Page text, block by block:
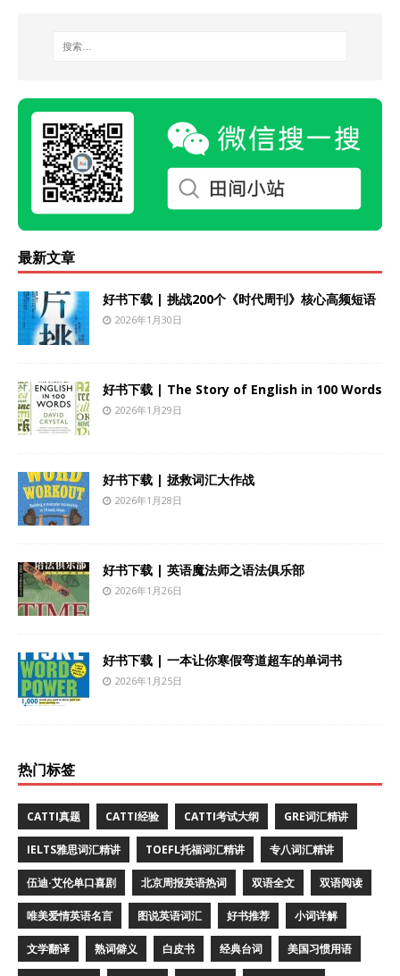
最新文章
好书下载 | 挑战200个《时代周刊》核心高频短语
2026年1月30日
好书下载 | The Story of English in 100 Words
2026年1月29日
好书下载 | 拯救词汇大作战
2026年1月28日
好书下载 | 英语魔法师之语法俱乐部
2026年1月26日
好书下载 | 一本让你寒假弯道超车的单词书
2026年1月25日
热门标签
CATTI真题 CATTI经验 CATTI考试大纲 GRE词汇精讲
IELTS雅思词汇精讲 TOEFL托福词汇精讲 专八词汇精讲
伍迪·艾伦单口喜剧 北京周报英语热词 双语全文 双语阅读
唯美爱情英语名言 图说英语词汇 好书推荐 小词详解
文学翻译 熟词僻义 白皮书 经典台词 美国习惯用语